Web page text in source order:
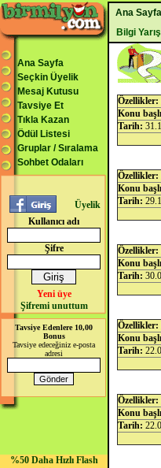
Ana Sayfa
Bilgi
Ana Sayfa
Seçkin Üyelik
Mesaj Kutusu
Tavsiye Et
Tıkla Kazan
Ödül Listesi
Gruplar / Sıralama
Sohbet Odaları
Üyelik
Kullanıcı adı
Şifre
Yeni üye
Şifremi unuttum
Tavsiye Edenlere 10,00
Bonus
Tavsiye edeceğiniz e-posta
adresi
%50 Daha Hızlı Flash
Özellikler:
Konu
Tarih:
Özellikler:
Konu
Tarih:
Özellikler:
Konu
Tarih:
Özellikler:
Konu
Tarih:
Özellikler:
Konu
Tarih: